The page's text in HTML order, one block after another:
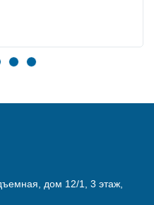
дом 12/1, 3 этаж,